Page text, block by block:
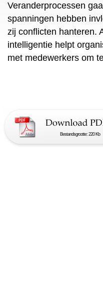
Veranderprocessen
spanningen hebben
zij conflicten hanteren.
intelligentie helpt
met medewerkers om
Bestandsgrootte: 220 Kb